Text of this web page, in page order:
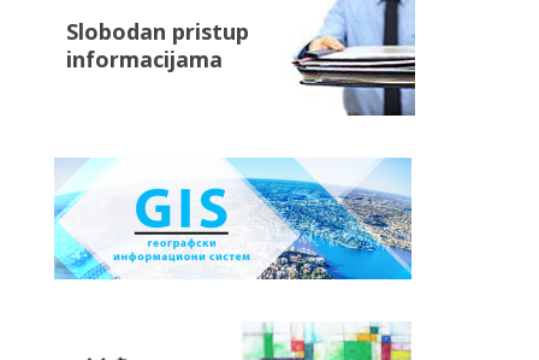
Slobodan pristup
informacijama